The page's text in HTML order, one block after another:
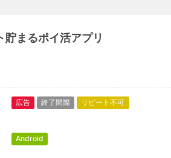
まるポイ活アプリ
広告 終了間際 リピート不可
Android